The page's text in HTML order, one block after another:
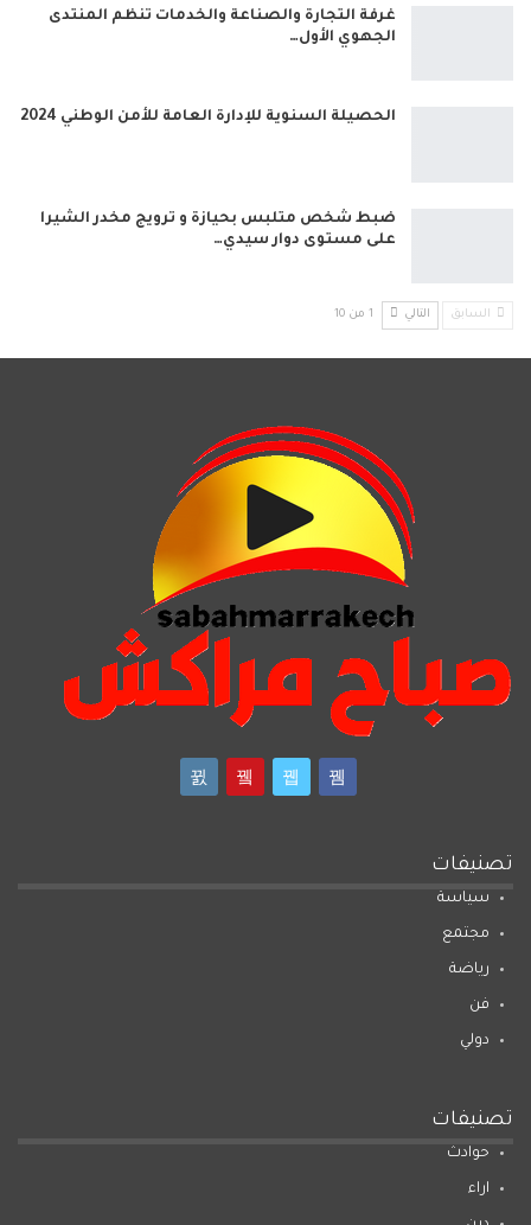
غرفة التجارة والصناعة والخدمات تنظم المنتدى
الجهوي الأول…
الحصيلة السنوية للإدارة العامة للأمن الوطني 2024
ضبط شخص متلبس بحيازة و ترويج مخدر الشيرا
على مستوى دوار سيدي…
السابق التالي 1 من 10
تصنيفات
سياسة
مجتمع
رياضة
فن
دولي
تصنيفات
حوادث
اراء